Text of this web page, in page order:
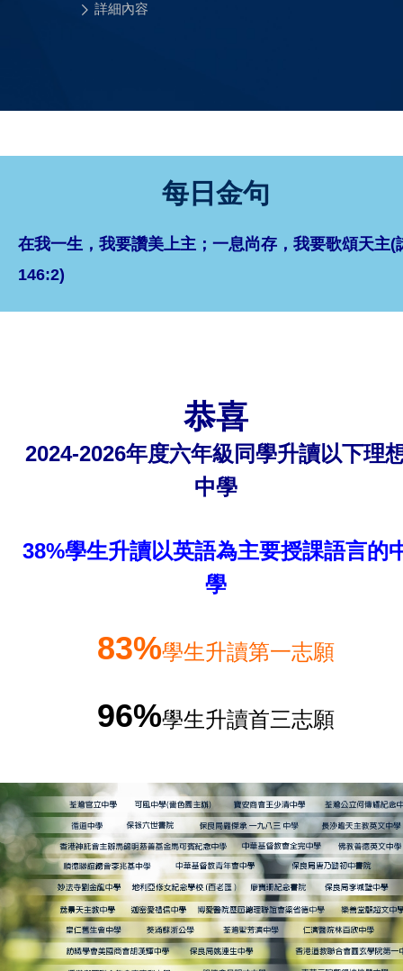
詳細內容
每日金句
在我一生，我要讚美上主；一息尚存，我要歌頌天主(
146:2)
恭喜
2024-2026年度六年級同學升讀以下理
中學
38%學生升讀以英語為主要授課語言的
學
83%學生升讀第一志願
96%學生升讀首三志願